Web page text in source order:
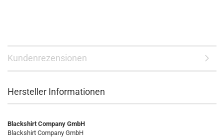
Kundenrezensionen
Hersteller Informationen
Blackshirt Company GmbH
Blackshirt Company GmbH